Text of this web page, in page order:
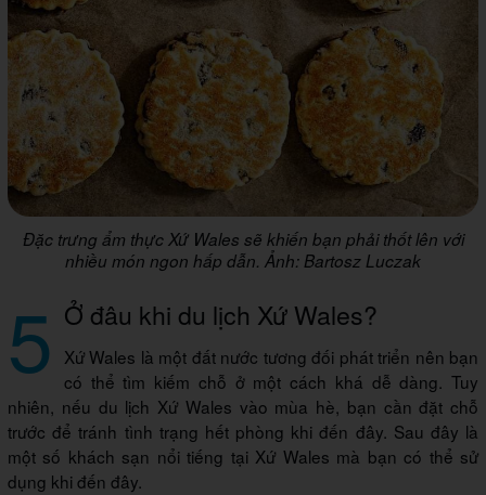
Đặc trưng ẩm thực Xứ Wales sẽ khiến bạn phải thốt lên với
nhiều món ngon hấp dẫn. Ảnh: Bartosz Luczak
5 Ở đâu khi du lịch Xứ Wales?
Xứ Wales là một đất nước tương đối phát triển nên bạn
có thể tìm kiếm chỗ ở một cách khá dễ dàng. Tuy
nhiên, nếu du lịch Xứ Wales vào mùa hè, bạn cần đặt chỗ
trước để tránh tình trạng hết phòng khi đến đây. Sau đây là
một số khách sạn nổi tiếng tại Xứ Wales mà bạn có thể sử
dụng khi đến đây.